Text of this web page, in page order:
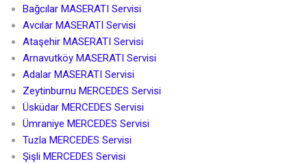
Bağcılar MASERATI Servisi
Avcılar MASERATI Servisi
Ataşehir MASERATI Servisi
Arnavutköy MASERATI Servisi
Adalar MASERATI Servisi
Zeytinburnu MERCEDES Servisi
Üsküdar MERCEDES Servisi
Ümraniye MERCEDES Servisi
Tuzla MERCEDES Servisi
Şişli MERCEDES Servisi